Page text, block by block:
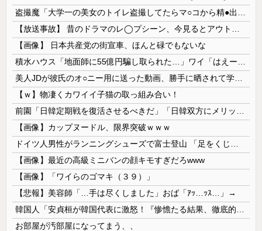
【画像】 日本共産党の街宣車、ほんと碌でもないな
【ｗ】物凄くカワイイ子猫の取っ組み合い！
【画像】カップヌードル、限界突破ｗｗｗ
【画像】最近の高級ミニバンの顔キモすぎだろwww
【画像】「ワイらのゴマキ（３９）」
【悲報】美容師「…手は尽くしました」おば「ｱｯ…ｯｽ…」→
お部屋が汚部屋になってまう、、